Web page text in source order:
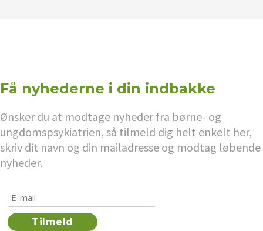
Få nyhederne i din indbakke
Ønsker du at modtage nyheder fra børne- og
ungdomspsykiatrien, så tilmeld dig helt enkelt her,
skriv dit navn og din mailadresse og modtag løbende
nyheder.